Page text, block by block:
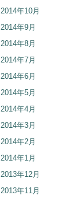
2014年10月
2014年9月
2014年8月
2014年7月
2014年6月
2014年5月
2014年4月
2014年3月
2014年2月
2014年1月
2013年12月
2013年11月